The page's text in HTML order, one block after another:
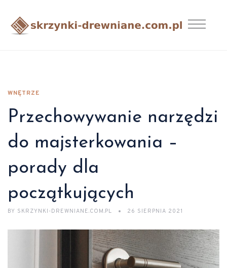
WNĘTRZE
Przechowywanie narzędzi
do majsterkowania –
porady dla
początkujących
BY SKRZYNKI-DREWNIANE.COM.PL 26 SIERPNIA 2021